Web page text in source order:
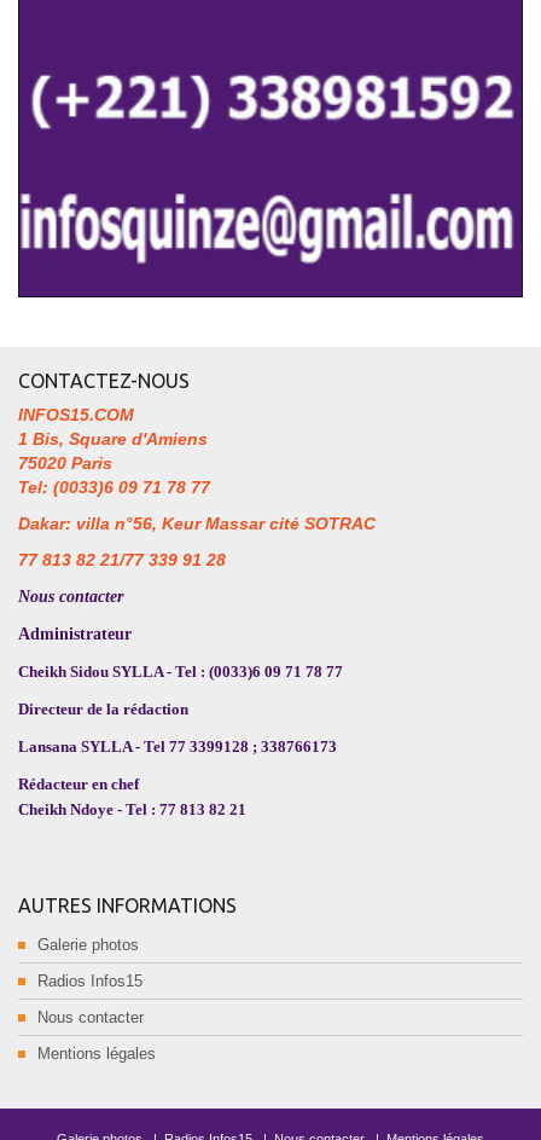
CONTACTEZ-NOUS
INFOS15.COM
1 Bis, Square d'Amiens
75020 Paris
Tel: (0033)6 09 71 78 77
Dakar: villa n°56, Keur Massar cité SOTRAC
77 813 82 21/77 339 91 28
Nous contacter
Administrateur
Cheikh Sidou SYLLA - Tel : (0033)6 09 71 78 77
Directeur de la rédaction
Lansana SYLLA - Tel 77 3399128 ; 338766173
Rédacteur en chef
Cheikh Ndoye - Tel : 77 813 82 21
AUTRES INFORMATIONS
Galerie photos
Radios Infos15
Nous contacter
Mentions légales